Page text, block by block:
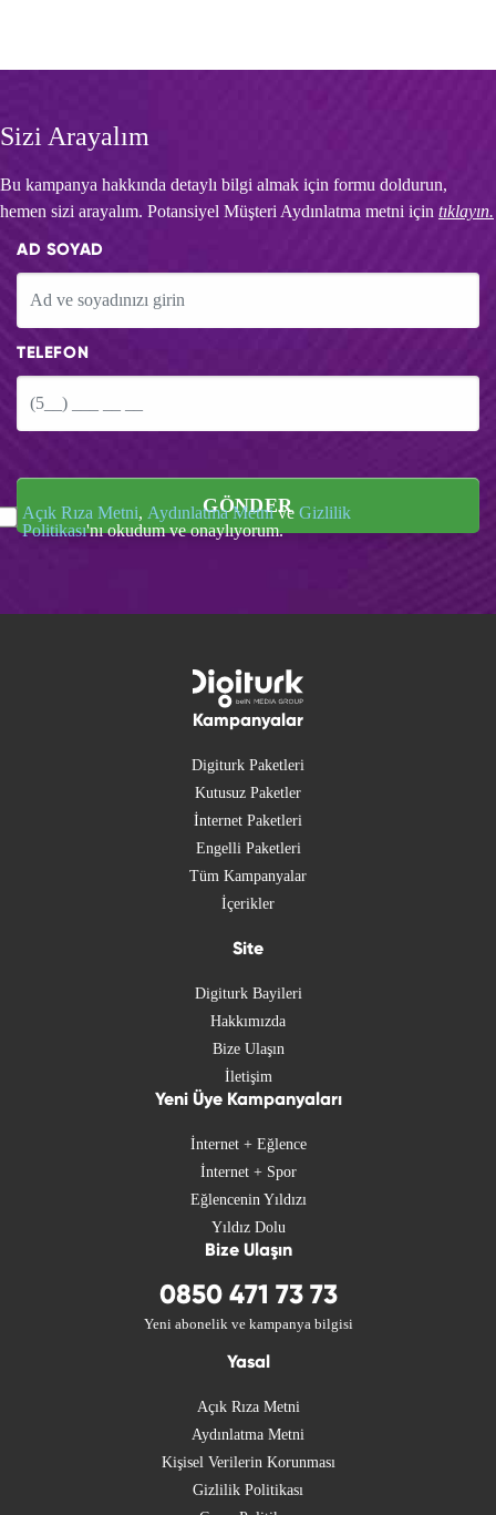
Sizi Arayalım
Bu kampanya hakkında detaylı bilgi almak için formu doldurun,
hemen sizi arayalım. Potansiyel Müşteri Aydınlatma metni için tıklayın.
AD SOYAD
TELEFON
GÖNDER
Açık Rıza Metni, Aydınlatma Metnive Gizlilik
Politikası'nı okudum ve onaylıyorum.
Kampanyalar
Digiturk Paketleri
Kutusuz Paketler
İnternet Paketleri
Engelli Paketleri
Tüm Kampanyalar
İçerikler
Site
Digiturk Bayileri
Hakkımızda
Bize Ulaşın
İletişim
Yeni Üye Kampanyaları
İnternet + Eğlence
İnternet + Spor
Eğlencenin Yıldızı
Yıldız Dolu
Bize Ulaşın
0850 471 73 73
Yeni abonelik ve kampanya bilgisi
Yasal
Açık Rıza Metni
Aydınlatma Metni
Kişisel Verilerin Korunması
Gizlilik Politikası